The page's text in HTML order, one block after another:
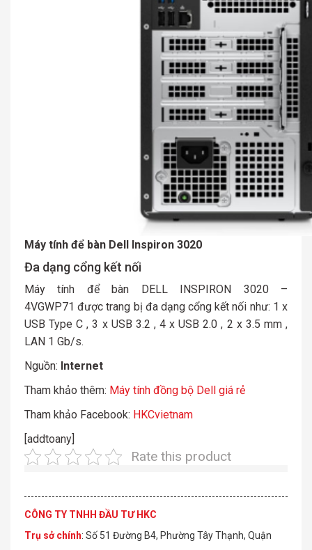
Máy tính để bàn Dell Inspiron 3020
Đa dạng cổng kết nối
Máy tính để bàn DELL INSPIRON 3020 –
4VGWP71 được trang bị đa dạng cổng kết nối như: 1 x
USB Type C , 3 x USB 3.2 , 4 x USB 2.0 , 2 x 3.5 mm ,
LAN 1 Gb/s.
Nguồn: Internet
Tham khảo thêm: Máy tính đồng bộ Dell giá rẻ
Tham khảo Facebook: HKCvietnam
[addtoany]
Rate this product
CÔNG TY TNHH ĐẦU TƯ HKC
Trụ sở chính: Số 51 Đường B4, Phường Tây Thạnh, Quận